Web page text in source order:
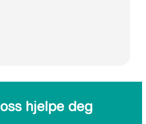
hjelpe deg